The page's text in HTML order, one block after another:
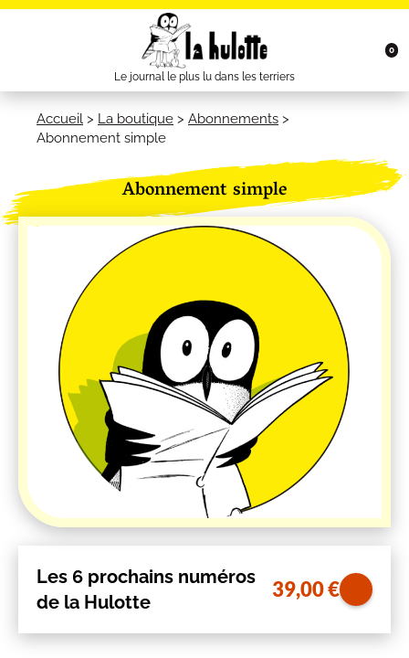
Le journal le plus lu dans les terriers
0
Accueil > La boutique > Abonnements >
Abonnement simple
Abonnement simple
Les 6 prochains numéros
de la Hulotte
39,00€